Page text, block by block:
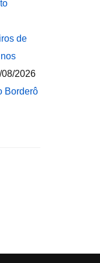
de
08/2026
Borderô